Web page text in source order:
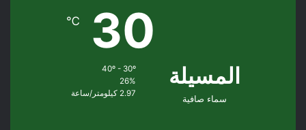
المسيلة
سماء صافية
30
℃
40º - 30º
26%
2.97 كيلومتر/ساعة